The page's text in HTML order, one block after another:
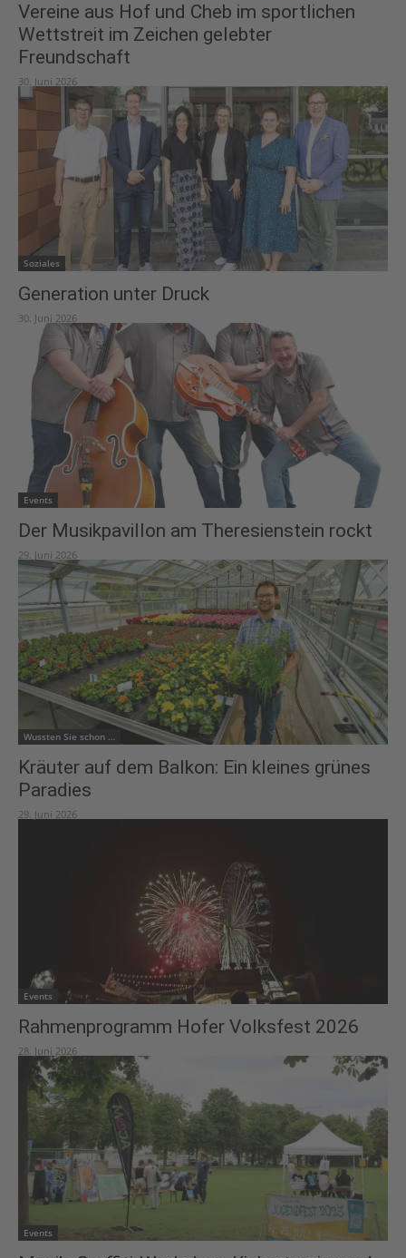
Vereine aus Hof und Cheb im sportlichen
Wettstreit im Zeichen gelebter
Freundschaft
30. Juni 2026
Soziales
Generation unter Druck
30. Juni 2026
Events
Der Musikpavillon am Theresienstein rockt
29. Juni 2026
Wussten Sie schon …
Kräuter auf dem Balkon: Ein kleines grünes
Paradies
29. Juni 2026
Events
Rahmenprogramm Hofer Volksfest 2026
28. Juni 2026
Events